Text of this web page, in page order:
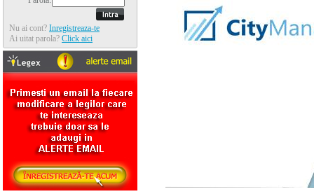
Nu ai cont? Inregistreaza-te
Ai uitat parola? Click aici